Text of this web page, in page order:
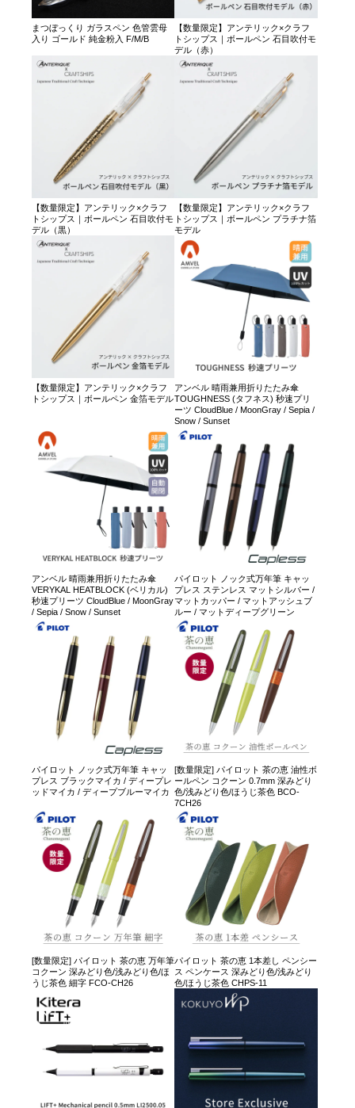
まつぼっくり ガラスペン 色管雲母
入り ゴールド 純金粉入 F/M/B
【数量限定】アンテリック×クラフ
トシップス｜ボールペン 石目吹付モ
デル（赤）
【数量限定】アンテリック×クラフ
トシップス｜ボールペン 石目吹付モ
デル（黒）
【数量限定】アンテリック×クラフ
トシップス｜ボールペン プラチナ箔
モデル
【数量限定】アンテリック×クラフ
トシップス｜ボールペン 金箔モデル
アンベル 晴雨兼用折りたたみ傘
TOUGHNESS (タフネス) 秒速プリ
ーツ CloudBlue / MoonGray / Sepia /
Snow / Sunset
アンベル 晴雨兼用折りたたみ傘
VERYKAL HEATBLOCK (ベリカル)
秒速プリーツ CloudBlue / MoonGray
/ Sepia / Snow / Sunset
パイロット ノック式万年筆 キャッ
プレス ステンレス マットシルバー /
マットカッパー / マットアッシュブ
ルー / マットディープグリーン
パイロット ノック式万年筆 キャッ
プレス ブラックマイカ / ディープレ
ッドマイカ / ディープブルーマイカ
[数量限定] パイロット 茶の恵 油性ボ
ールペン コクーン 0.7mm 深みどり
色/浅みどり色/ほうじ茶色 BCO-
7CH26
[数量限定] パイロット 茶の恵 万年筆
コクーン 深みどり色/浅みどり色/ほ
うじ茶色 細字 FCO-CH26
パイロット 茶の恵 1本差し ペンシー
ス ペンケース 深みどり色/浅みどり
色/ほうじ茶色 CHPS-11